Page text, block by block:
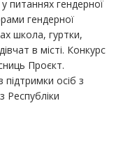
питаннях гендерної
гендерної
школа, гуртки,
в місті. Конкурс
Проєкт.
підтримки осіб з